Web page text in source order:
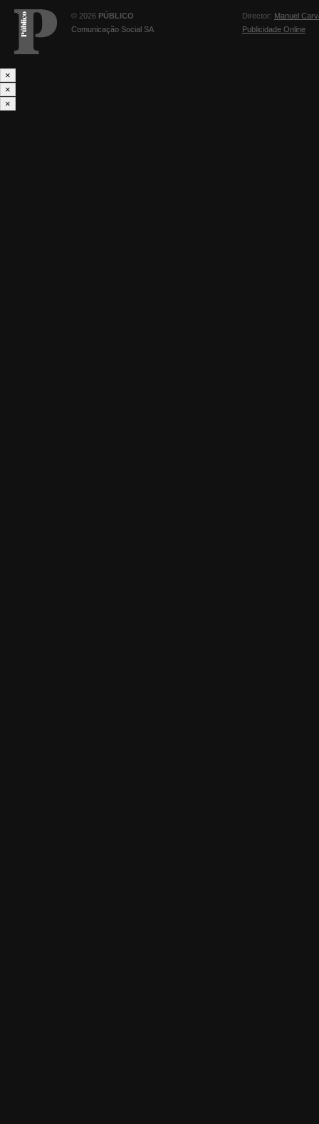
© 2026 PÚBLICO
Comunicação Social SA
Director: Manuel
Publicidade Online
×
×
×